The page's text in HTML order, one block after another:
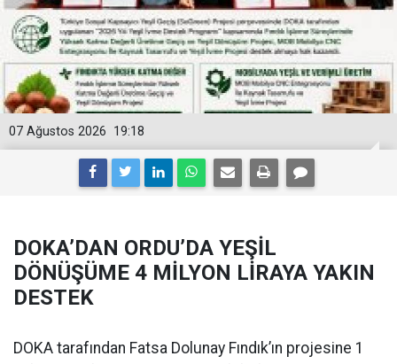
19:18
07 Ağustos 2026
DOKA’DAN ORDU’DA YEŞİL
DÖNÜŞÜME 4 MİLYON LİRAYA YAKIN
DESTEK
DOKA tarafından Fatsa Dolunay Fındık’ın projesine 1